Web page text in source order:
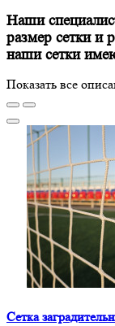
Наши
размер сетки и
наши сетки
Показать все
Сетка